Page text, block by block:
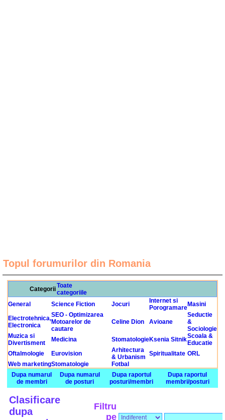
Topul forumurilor din Romania
CategoriiToate
categoriile
General
Science Fiction Jocuri
Internet si
PorogramareMasini
Electrotehnica,
Electronica
SEO - Optimizarea
Motoarelor de
cautare
Celine Dion Avioane
Seductie
&
Sociologie
Muzica si
Divertisment
Medicina StomatologieKsenia SitnikScoala &
Educatie
Oftalmologie
Eurovision
Arhitectura
& Urbanism Spiritualitate ORL
Web marketingStomatologie
Fotbal
Dupa numarul
de membri
Dupa numarul
de posturi
Dupa raportul
posturi/membri
Dupa raportul
membri/posturi
Clasificare
dupa
Filtru
pe